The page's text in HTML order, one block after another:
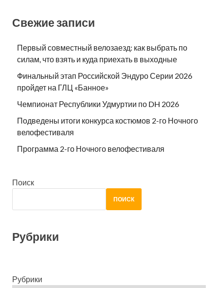
Свежие записи
Первый совместный велозаезд: как выбрать по
силам, что взять и куда приехать в выходные
Финальный этап Российской Эндуро Серии 2026
пройдет на ГЛЦ «Банное»
Чемпионат Республики Удмуртии по DH 2026
Подведены итоги конкурса костюмов 2-го Ночного
велофестиваля
Программа 2-го Ночного велофестиваля
Поиск
ПОИСК
Рубрики
Рубрики